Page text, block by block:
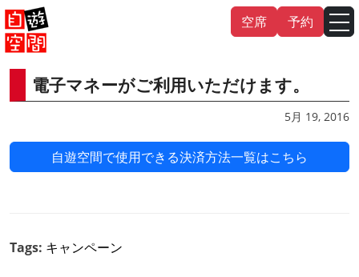
Skip
to
content
空席 予約
電子マネーがご利用いただけます。
5月 19, 2016
自遊空間で使用できる決済方法一覧はこちら
Tags: キャンペーン
English 中文（繁體） 中文（简体）
한국어